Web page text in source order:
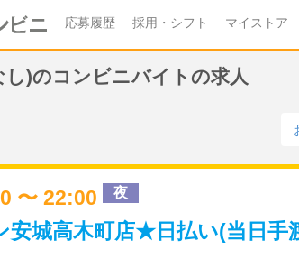
応募履歴 採用・シフト マイストア
し)のコンビニバイトの求人
〜 22:00 夜
安城高木町店★日払い(当日手